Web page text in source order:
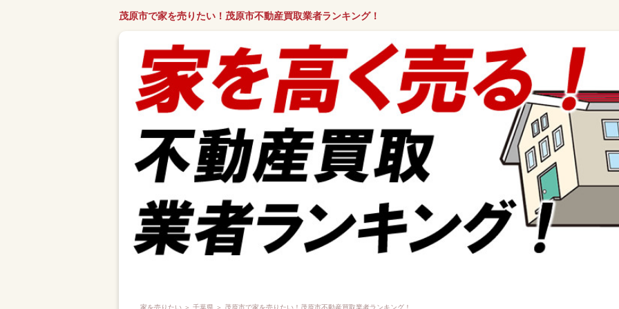
茂原市で家を売りたい！茂原市不動産買取業者ランキング！
家を売りたい ＞ 千葉県 ＞ 茂原市で家を売りたい！茂原市不動産買取業者ランキング！